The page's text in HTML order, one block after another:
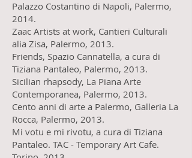
Palazzo Costantino di Napoli, Palermo,
2014.
Zaac Artists at work, Cantieri Culturali
alia Zisa, Palermo, 2013.
Friends, Spazio Cannatella, a cura di
Tiziana Pantaleo, Palermo, 2013.
Sicilian rhapsody, La Piana Arte
Contemporanea, Palermo, 2013.
Cento anni di arte a Palermo, Galleria La
Rocca, Palermo, 2013.
Mi votu e mi rivotu, a cura di Tiziana
Pantaleo. TAC - Temporary Art Cafe.